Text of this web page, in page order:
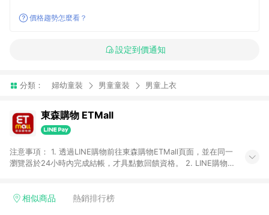
價格趨勢怎麼看？
設定到價通知
分類： 婦幼童裝 男童童裝 男童上衣
東森購物 ETMall
注意事項： 1. 透過LINE購物前往東森購物ETMall頁面，並在同一
瀏覽器於24小時內完成結帳，才具點數回饋資格。 2. LINE購物
單，皆不在點數回饋範圍內。 3. 如購買以下類別商品，將無法獲
相似商品 熱銷排行榜